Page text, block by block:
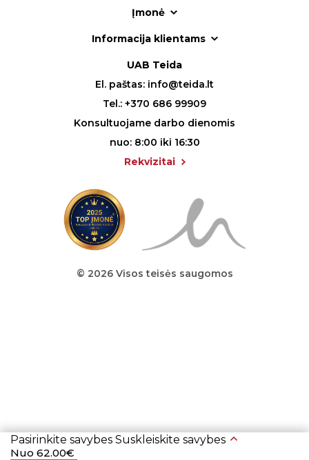
Įmonė
Informacija klientams
UAB Teida
El. paštas: info@teida.lt
Tel.: +370 686 99909
Konsultuojame darbo dienomis
nuo: 8:00 iki 16:30
Rekvizitai
© 2026 Visos teisės saugomos
Pasirinkite savybes Suskleiskite savybes
Nuo 62.00€